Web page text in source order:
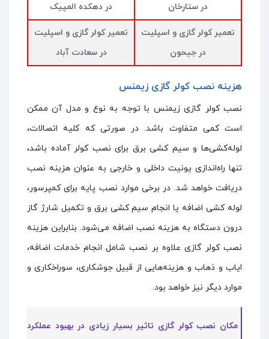
در ستارخان
در دهکده المپیک
تعمیر کولر گازی و اسپلیت
در جیحون
تعمیر کولر گازی و اسپلیت
در سعادت آباد
هزینه نصب کولر گازی زیمنس
نصب کولر گازی زیمنس با توجه به نوع و مدل آن ممکن
است کمی متفاوت باشد. در صورتی که کلیه اتصالات،
لوله‌کشی‌ها و سیم کشی برق برای نصب کولر آماده باشد،
تنها راه‌اندازی یونیت داخلی و خارجی به عنوان هزینه نصب
دریافت خواهد شد. در برخی موارد نصب پایه برای کمپرسور،
لوله کشی اضافه یا انجام سیم کشی برق و تکمیل شارژ گاز
درون دستگاه به هزینه نصب اضافه می‌شود. بنابراین هزینه
نصب کولر گازی علاوه بر نصب شامل انجام خدمات اضافه،
ایاب و ذهاب و هزینه‌هایی از قبیل جوشکاری، سوراخکاری و
موارد دیگر نیز خواهد بود.
مکان نصب کولر گازی تاثیر بسیار زیادی در بهبود عملکرد